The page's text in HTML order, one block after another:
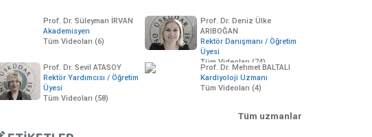
01:12:29
Aile Danışmanlığı Sertifika
Programı (İyi Bak
01:09:58
Aile Danışmanlığı Sertifika
Programı (İyi Bak
Kendine)
12 Ekim 2012 6362 izleme
Prof. Dr. Süleyman İRVAN
Akademisyen
Tüm Videoları (6)
Prof. Dr. Deniz Ülke
ARIBOĞAN
Rektör Danışmanı / Öğretim
Üyesi
Tüm Videoları (74)
Prof. Dr. Sevil ATASOY
Rektör Yardımcısı / Öğretim
Üyesi
Tüm Videoları (58)
Prof. Dr. Mehmet BALTALI
Kardiyoloji Uzmanı
Tüm Videoları (4)
Tüm uzmanlar